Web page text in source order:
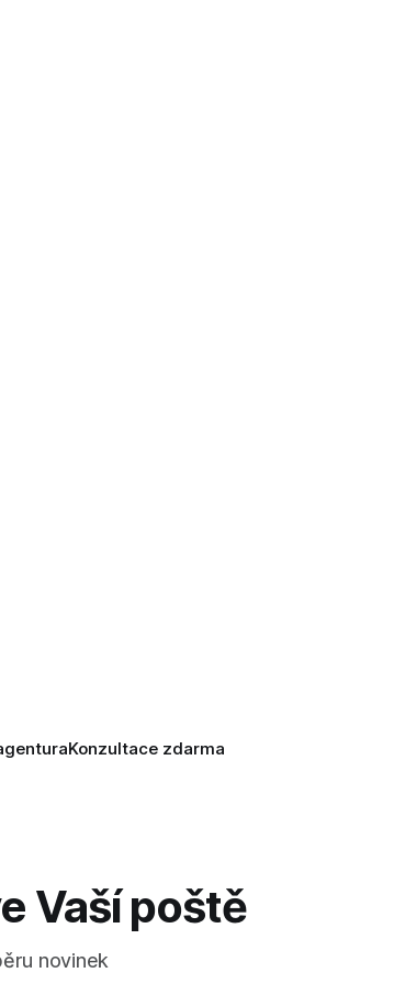
Konzultace zdarma
Vaší poště
novinek